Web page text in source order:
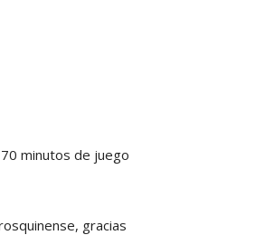
70 minutos de juego
gracias